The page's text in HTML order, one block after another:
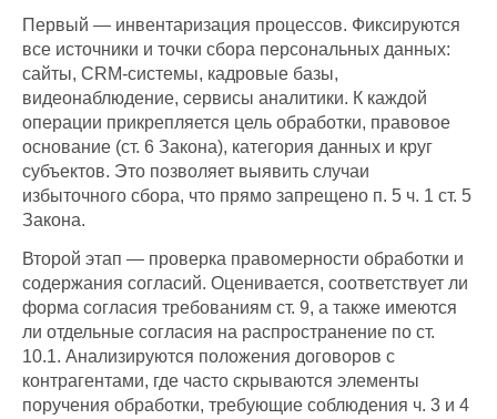
Первый — инвентаризация процессов. Фиксируются
все источники и точки сбора персональных данных:
сайты, CRM-системы, кадровые базы,
видеонаблюдение, сервисы аналитики. К каждой
операции прикрепляется цель обработки, правовое
основание (ст. 6 Закона), категория данных и круг
субъектов. Это позволяет выявить случаи
избыточного сбора, что прямо запрещено п. 5 ч. 1 ст. 5
Закона.
Второй этап — проверка правомерности обработки и
содержания согласий. Оценивается, соответствует ли
форма согласия требованиям ст. 9, а также имеются
ли отдельные согласия на распространение по ст.
10.1. Анализируются положения договоров с
контрагентами, где часто скрываются элементы
поручения обработки, требующие соблюдения ч. 3 и 4